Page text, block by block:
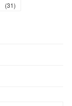
(31)